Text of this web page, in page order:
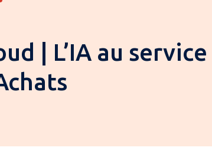
| L’IA au service